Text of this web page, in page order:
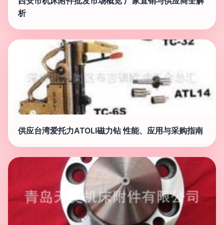
析
供应台湾爱托力ATOLI磁力钻 性能、应用与采购指南